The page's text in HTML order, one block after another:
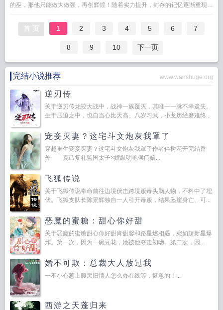
的巫，那他只能做大做强，再创辉煌！随着实力提升，封存的记忆逐渐重现，
首 页 1 2 3 4 5 6 7
8 9 10 下一页
完结小说推荐 www.wanshuge.org
逆刃传
关于逆刃传龙蛟大战中，战神一族覆灭，其唯一一脉不幸遗失。
生于压迫之中，也自当心比天高。八岁习武，小龙历经磨难终...
宠妾灭妻？这宅斗文炮灰我罩了
穿越重生宠妾灭妻？这宅斗文炮灰我罩了作者伴树花开完结番
外 克己复礼监国太子×娇纵明艳侯门嫡...
飞狐传说
关于飞狐传说奉命前往边境伏击跨境贩毒头脑人物，不料中了埋
伏。飞狐支队长陈景辉独自一人引开毒贩，结果坠崖身亡。可...
恶魔的蜜糖：甜心你好甜
关于恶魔的蜜糖甜心你好甜肖甜馨和路星燃相遇，宛如超新星爆
炸。第一次，因为一碗豆花，她被他夺走初吻。第二次，因...
婚不可欺：总裁大人放过我
一不小心惹上腹黑旧情人怎么办在线等，挺急的！...
西游之天蓬归来